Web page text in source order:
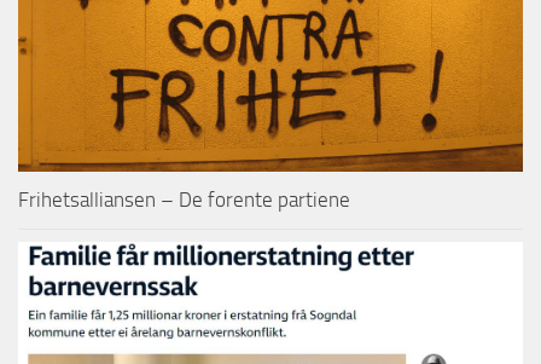
Frihetsalliansen – De forente partiene